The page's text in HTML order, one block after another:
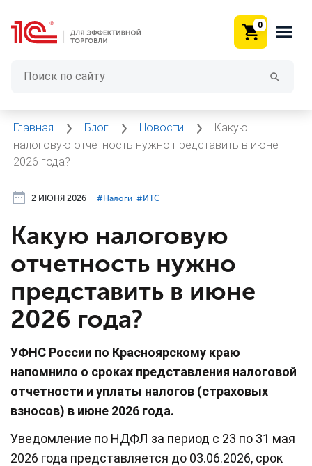
0
Главная Блог Новости
Какую
налоговую отчетность нужно представить в июне
2026 года?
2 ИЮНЯ 2026 #⁣Налоги #⁣ИТC
Какую налоговую
отчетность нужно
представить в июне
2026 года?
УФНС России по Красноярскому краю
напомнило о сроках представления налоговой
отчетности и уплаты налогов (страховых
взносов) в июне 2026 года.
Уведомление по НДФЛ за период с 23 по 31 мая
2026 года представляется до 03.06.2026, срок